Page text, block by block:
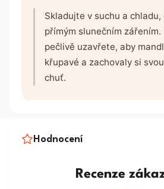
Skladujte v suchu a
přímým slunečním
pečlivě uzavřete, aby
křupavé a zachovaly si
chuť.
Hodnocení
Recenze